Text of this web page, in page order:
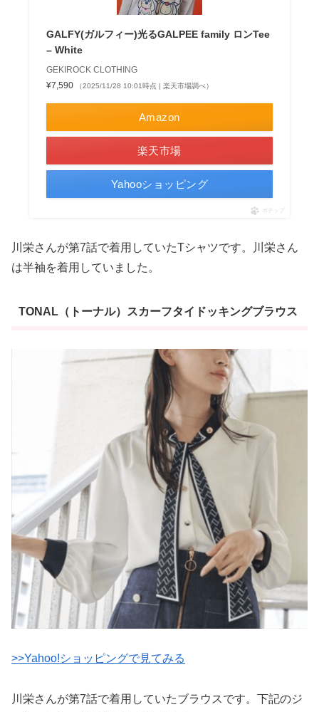
GALFY(ガルフィー)光るGALPEE family ロンTee
– White
GEKIROCK CLOTHING
¥7,590
（2025/11/28 10:01時点 | 楽天市場調べ）
Amazon
楽天市場
Yahooショッピング
ポチップ
川栄さんが第7話で着用していたTシャツです。川栄さん
は半袖を着用していました。
TONAL（トーナル）スカーフタイドッキングブラウス
>>Yahoo!ショッピングで見てみる
川栄さんが第7話で着用していたブラウスです。下記のジ